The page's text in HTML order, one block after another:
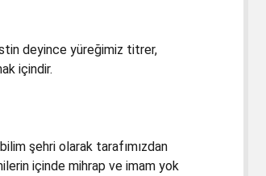
deyince yüreğimiz titrer,
içindir.
şehri olarak tarafımızdan
içinde mihrap ve imam yok